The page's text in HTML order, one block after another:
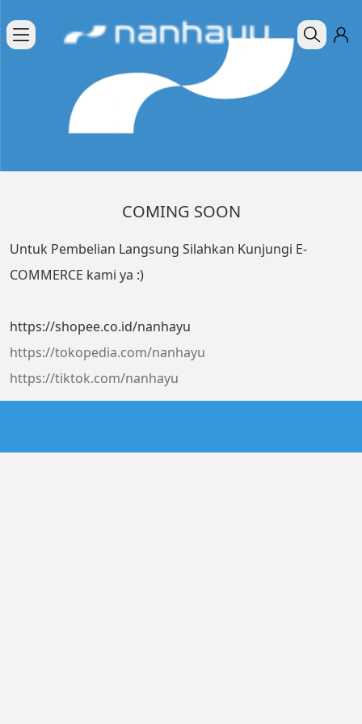
COMING SOON
Untuk Pembelian Langsung Silahkan Kunjungi E-
COMMERCE kami ya :)
https://shopee.co.id/nanhayu
https://tokopedia.com/nanhayu
https://tiktok.com/nanhayu